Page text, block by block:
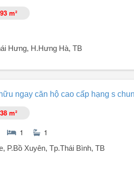
đầu tư và được ân hạn gốc + lãi 0%
93 m²
Hưng, H.Hưng Hà, TB
Hà, Thái Bình chỉ với 1.5 tỷ!
thủy cực đẹp.
nhà ở hoặc kinh doanh.
ngay căn hộ cao cấp hạng s
38 m²
1 1
P.Bồ Xuyên, Tp.Thái Bình, TB